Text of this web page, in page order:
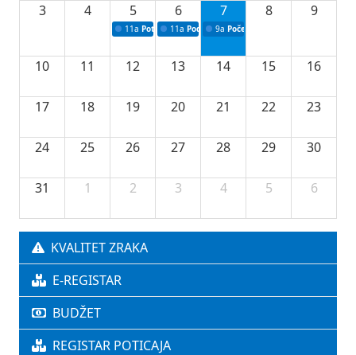
3 4 5
11a Potpisivanje ugovora o stipendijama za
6
11a Podrška razvoju vodne infrastrukture u
7
9a Početak izgradnje nove
8 9
10 11 12 13 14 15 16
17 18 19 20 21 22 23
24 25 26 27 28 29 30
31 1 2 3 4 5 6
KVALITET ZRAKA
E-REGISTAR
BUDŽET
REGISTAR POTICAJA